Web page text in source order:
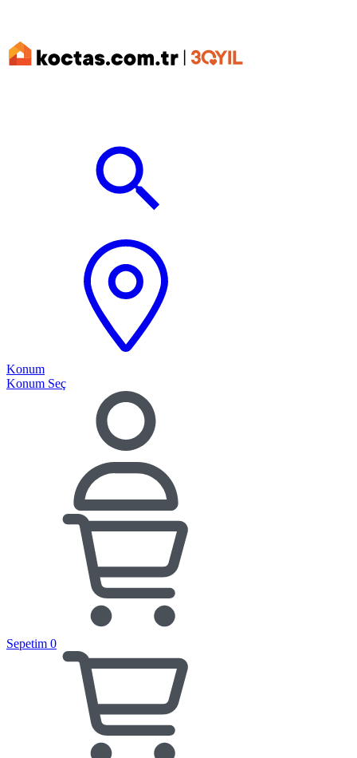
Konum
Konum Seç
Sepetim 0